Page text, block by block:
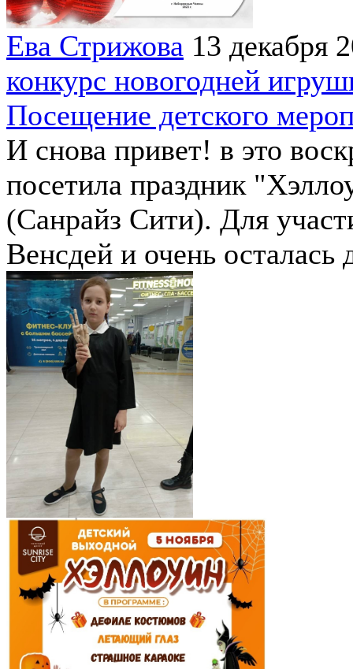
Ева Стрижова 13 декабря
конкурс новогодней
Посещение детского
И снова привет! в это
посетила праздник
(Санрайз Сити). Для
Венсдей и очень осталась